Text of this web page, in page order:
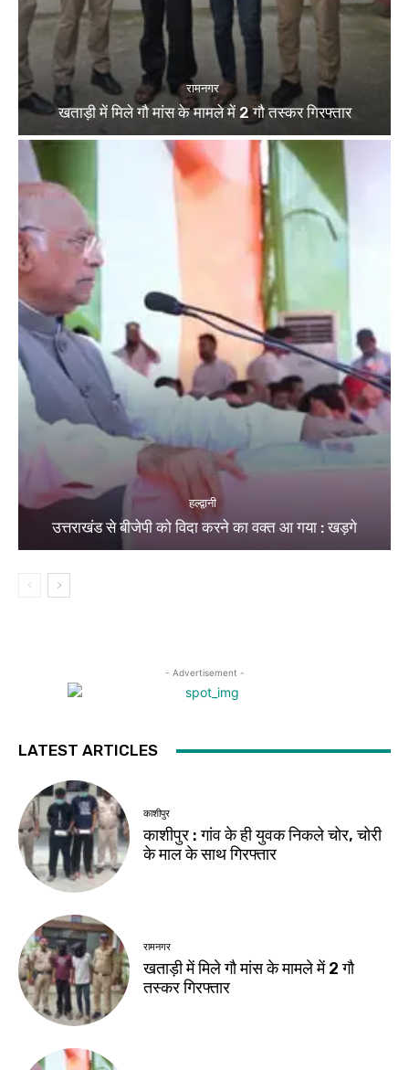
रामनगर
खताड़ी में मिले गौ मांस के मामले में 2 गौ तस्कर गिरफ्तार
हल्द्वानी
उत्तराखंड से बीजेपी को विदा करने का वक्त आ गया : खड़गे
- Advertisement -
LATEST ARTICLES
काशीपुर
काशीपुर : गांव के ही युवक निकले चोर, चोरी
के माल के साथ गिरफ्तार
रामनगर
खताड़ी में मिले गौ मांस के मामले में 2 गौ
तस्कर गिरफ्तार